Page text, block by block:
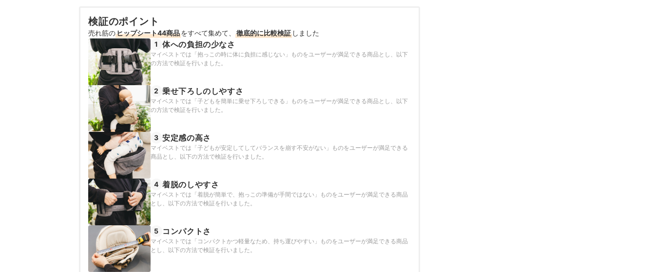
検証のポイント
売れ筋のヒップシート44商品をすべて集めて、 徹底的に比較検証 しました
1 体への負担の少なさ
マイベストでは「抱っこの時に体に負担に感じない」ものをユーザーが満足できる商品とし、以下
の方法で検証を行いました。
2 乗せ下ろしのしやすさ
マイベストでは「子どもを簡単に乗せ下ろしできる」ものをユーザーが満足できる商品とし、以下
の方法で検証を行いました。
3 安定感の高さ
マイベストでは「子どもが安定してしてバランスを崩す不安がない」ものをユーザーが満足できる
商品とし、以下の方法で検証を行いました。
4 着脱のしやすさ
マイベストでは「着脱が簡単で、抱っこの準備が手間ではない」ものをユーザーが満足できる商品
とし、以下の方法で検証を行いました。
5 コンパクトさ
マイベストでは「コンパクトかつ軽量なため、持ち運びやすい」ものをユーザーが満足できる商品
とし、以下の方法で検証を行いました。